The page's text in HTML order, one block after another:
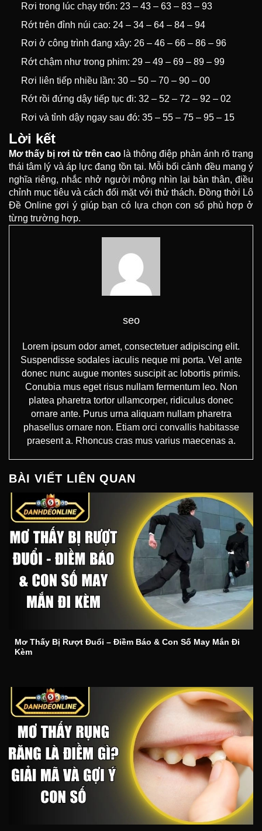
Rơi trong lúc chạy trốn: 23 – 43 – 63 – 83 – 93
Rớt trên đỉnh núi cao: 24 – 34 – 64 – 84 – 94
Rơi ở công trình đang xây: 26 – 46 – 66 – 86 – 96
Rớt chậm như trong phim: 29 – 49 – 69 – 89 – 99
Rơi liên tiếp nhiều lần: 30 – 50 – 70 – 90 – 00
Rớt rồi đứng dậy tiếp tục đi: 32 – 52 – 72 – 92 – 02
Rơi và tỉnh dậy ngay sau đó: 35 – 55 – 75 – 95 – 15
Lời kết
Mơ thấy bị rơi từ trên caolà thông điệp phản ánh rõ trạng
thái tâm lý và áp lực đang tồn tại. Mỗi bối cảnh đều mang ý
nghĩa riêng, nhắc nhở người mộng nhìn lại bản thân, điều
chỉnh mục tiêu và cách đối mặt với thử thách. Đồng thời Lô
Đề Online gợi ý giúp bạn có lựa chọn con số phù hợp ở
từng trường hợp.
seo
Lorem ipsum odor amet, consectetuer adipiscing elit.
Suspendisse sodales iaculis neque mi porta. Vel ante
donec nunc augue montes suscipit ac lobortis primis.
Conubia mus eget risus nullam fermentum leo. Non
platea pharetra tortor ullamcorper, ridiculus donec
ornare ante. Purus urna aliquam nullam pharetra
phasellus ornare non. Etiam orci convallis habitasse
praesent a. Rhoncus cras mus varius maecenas a.
BÀI VIẾT LIÊN QUAN
Mơ Thấy Bị Rượt Đuổi – Điềm Báo & Con Số May Mắn Đi
Kèm